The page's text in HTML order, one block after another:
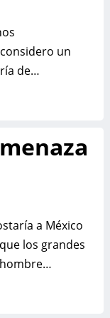
un
de…
a México
los grandes